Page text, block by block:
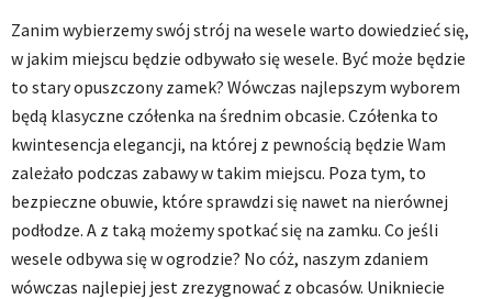
Zanim wybierzemy swój strój na wesele warto dowiedzieć się,
w jakim miejscu będzie odbywało się wesele. Być może będzie
to stary opuszczony zamek? Wówczas najlepszym wyborem
będą klasyczne czółenka na średnim obcasie. Czółenka to
kwintesencja elegancji, na której z pewnością będzie Wam
zależało podczas zabawy w takim miejscu. Poza tym, to
bezpieczne obuwie, które sprawdzi się nawet na nierównej
podłodze. A z taką możemy spotkać się na zamku. Co jeśli
wesele odbywa się w ogrodzie? No cóż, naszym zdaniem
wówczas najlepiej jest zrezygnować z obcasów. Unikniecie